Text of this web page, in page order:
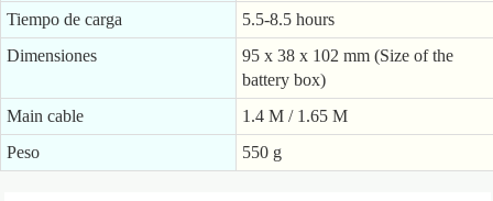
Tiempo de carga
5.5-8.5 hours
Dimensiones
95 x 38 x 102 mm (Size of the
battery box)
Main cable
1.4 M / 1.65 M
Peso
550 g